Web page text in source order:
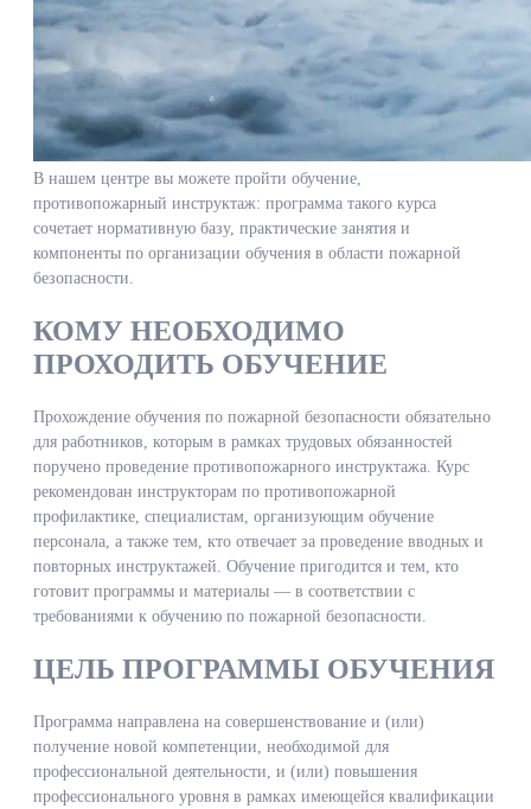
В нашем центре вы можете пройти обучение,
противопожарный инструктаж: программа такого курса
сочетает нормативную базу, практические занятия и
компоненты по организации обучения в области пожарной
безопасности.
КОМУ НЕОБХОДИМО
ПРОХОДИТЬ ОБУЧЕНИЕ
Прохождение обучения по пожарной безопасности обязательно
для работников, которым в рамках трудовых обязанностей
поручено проведение противопожарного инструктажа. Курс
рекомендован инструкторам по противопожарной
профилактике, специалистам, организующим обучение
персонала, а также тем, кто отвечает за проведение вводных и
повторных инструктажей. Обучение пригодится и тем, кто
готовит программы и материалы — в соответствии с
требованиями к обучению по пожарной безопасности.
ЦЕЛЬ ПРОГРАММЫ ОБУЧЕНИЯ
Программа направлена на совершенствование и (или)
получение новой компетенции, необходимой для
профессиональной деятельности, и (или) повышения
профессионального уровня в рамках имеющейся квалификации